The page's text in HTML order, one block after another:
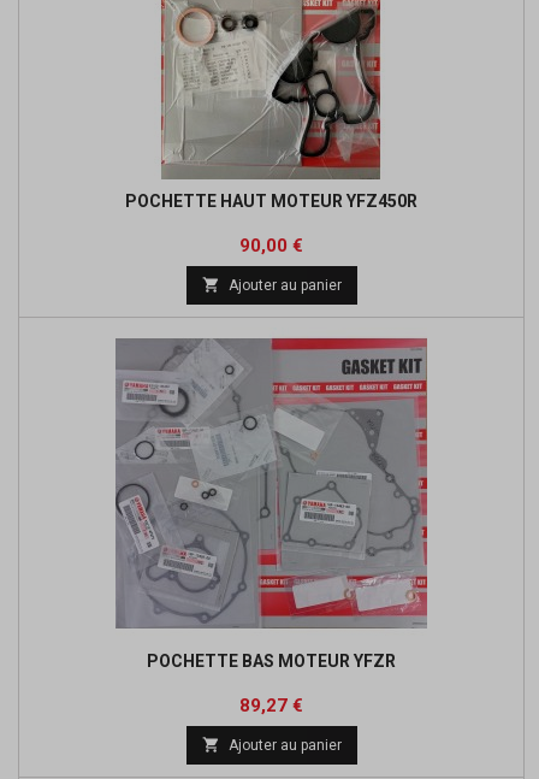
POCHETTE HAUT MOTEUR YFZ450R
Prix
90,00 €
base
 Ajouter au panier
POCHETTE BAS MOTEUR YFZR
Prix
89,27 €
base
 Ajouter au panier